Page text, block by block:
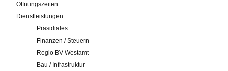
Öffnungszeiten
Dienstleistungen
Präsidiales
Finanzen / Steuern
Regio BV Westamt
Bau / Infrastruktur